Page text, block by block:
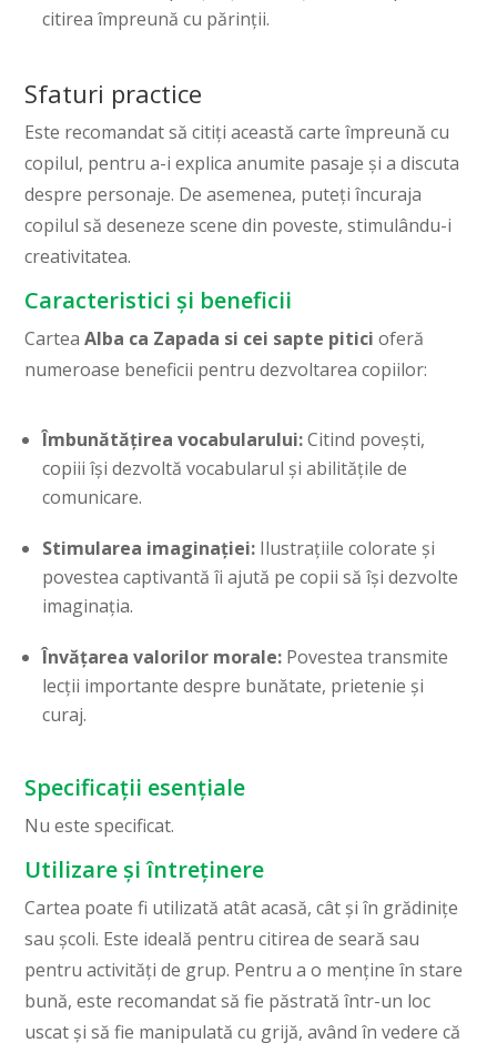
citirea împreună cu părinții.
Sfaturi practice
Este recomandat să citiți această carte împreună cu
copilul, pentru a-i explica anumite pasaje și a discuta
despre personaje. De asemenea, puteți încuraja
copilul să deseneze scene din poveste, stimulându-i
creativitatea.
Caracteristici și beneficii
CarteaAlba ca Zapada si cei sapte pitici oferă
numeroase beneficii pentru dezvoltarea copiilor:
Îmbunătățirea vocabularului:Citind povești,
copiii își dezvoltă vocabularul și abilitățile de
comunicare.
Stimularea imaginației: Ilustrațiile colorate și
povestea captivantă îi ajută pe copii să își dezvolte
imaginația.
Învățarea valorilor morale: Povestea transmite
lecții importante despre bunătate, prietenie și
curaj.
Specificații esențiale
Nu este specificat.
Utilizare și întreținere
Cartea poate fi utilizată atât acasă, cât și în grădinițe
sau școli. Este ideală pentru citirea de seară sau
pentru activități de grup. Pentru a o menține în stare
bună, este recomandat să fie păstrată într-un loc
uscat și să fie manipulată cu grijă, având în vedere că